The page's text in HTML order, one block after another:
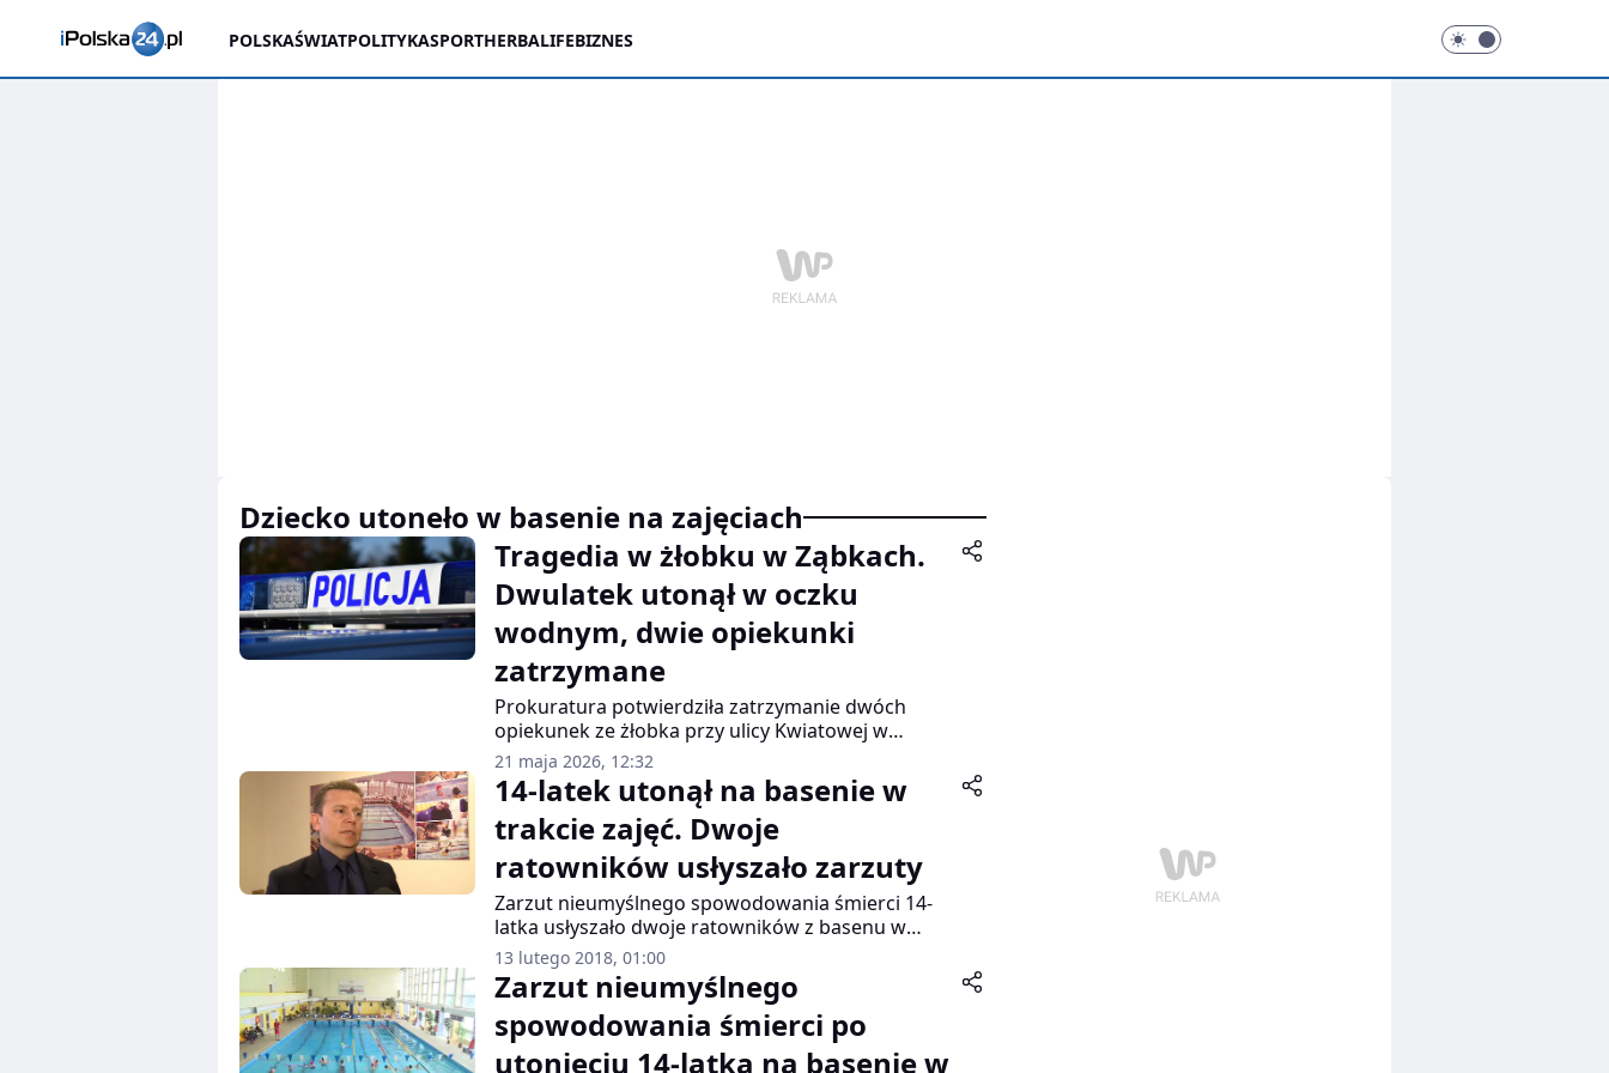
POLSKAŚWIATPOLITYKASPORTHERBALIFEBIZNES
dziecko utoneło w basenie na zajęciach
Tragedia w żłobku w Ząbkach.
Dwulatek utonął w oczku
wodnym, dwie opiekunki
zatrzymane
Prokuratura potwierdziła zatrzymanie dwóch
opiekunek ze żłobka przy ulicy Kwiatowej w
Ząbkach. Kobiety w wieku 48 i 53 lat zostały
doprowadzone do prokuratury w związku ze
śmiercią 2-letniego chłopca.
21 maja 2026, 12:32
14-latek utonął na basenie w
trakcie zajęć. Dwoje
ratowników usłyszało zarzuty
Zarzut nieumyślnego spowodowania śmierci 14-
latka usłyszało dwoje ratowników z basenu w
Rybniku. Do tragedii doszło podczas zamkniętych
zajęć z ratownictwa wodnego. Nie wiadomo
dokładnie jak doszło do utonięcia. Jak powiedział
dyrektor placówki, ciało chłopaka zauważyły inne
osoby korzystające z basenu.
13 lutego 2018, 01:00
Zarzut nieumyślnego
spowodowania śmierci po
utonięciu 14-latka na basenie w